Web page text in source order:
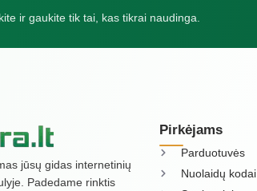
ir gaukite tik tai, kas tikrai naudinga.
jūsų gidas internetinių
Padedame rinktis
Pirkėjams
Parduotuvės
Nuolaidų kodai